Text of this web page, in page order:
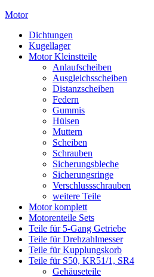
Motor
Dichtungen
Kugellager
Motor Kleinstteile
Anlaufscheiben
Ausgleichsscheiben
Distanzscheiben
Federn
Gummis
Hülsen
Muttern
Scheiben
Schrauben
Sicherungsbleche
Sicherungsringe
Verschlussschrauben
weitere Teile
Motor komplett
Motorenteile Sets
Teile für 5-Gang Getriebe
Teile für Drehzahlmesser
Teile für Kupplungskorb
Teile für S50, KR51/1, SR4
Gehäuseteile